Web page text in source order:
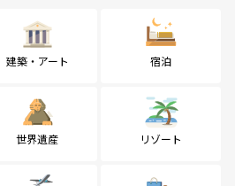
建築・アート 宿泊
世界遺産 リゾート